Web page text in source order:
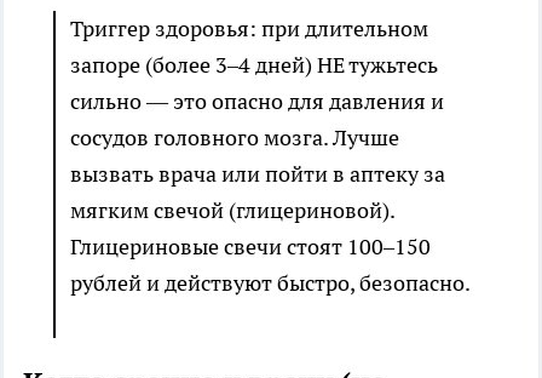
Триггер здоровья: при длительном
запоре (более 3–4 дней) НЕ тужьтесь
сильно — это опасно для давления и
сосудов головного мозга. Лучше
вызвать врача или пойти в аптеку за
мягким свечой (глицериновой).
Глицериновые свечи стоят 100–150
рублей и действуют быстро, безопасно.